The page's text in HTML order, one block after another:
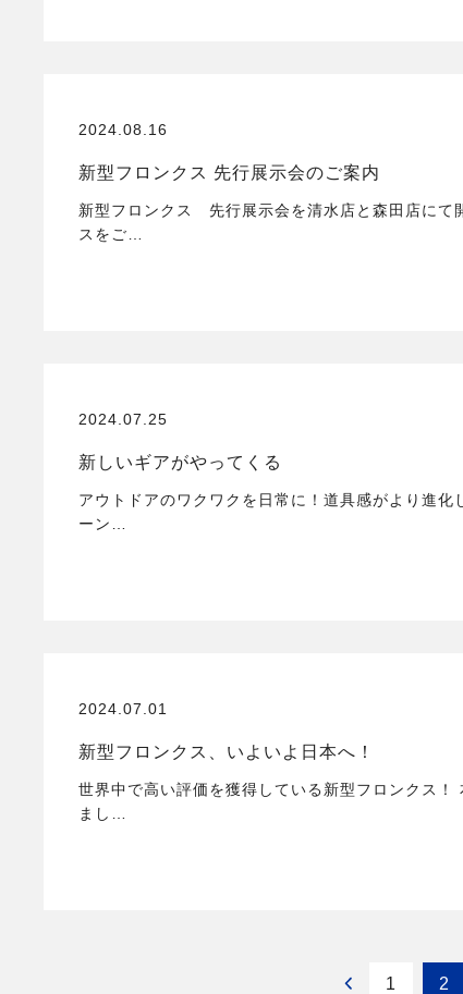
2024.08.16
新型フロンクス 先行展示会のご案内
新型フロンクス 先行展示会を清水店と森田店にて
スをご…
2024.07.25
新しいギアがやってくる
アウトドアのワクワクを日常に！道具感がより進
ーン…
2024.07.01
新型フロンクス、いよいよ日本へ！
世界中で高い評価を獲得している新型フロンクス
まし…
1 2